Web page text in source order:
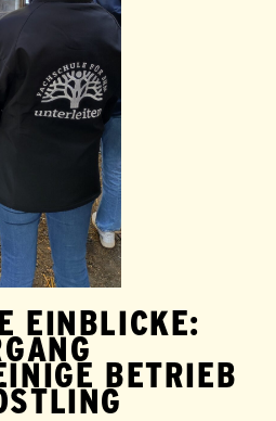
EINBLICKE:
BETRIEB